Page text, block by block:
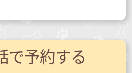
で予約する